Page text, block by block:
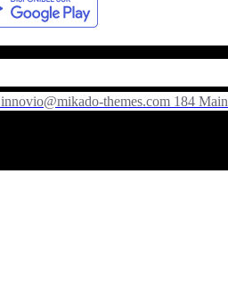
innovio@mikado-themes.com 184